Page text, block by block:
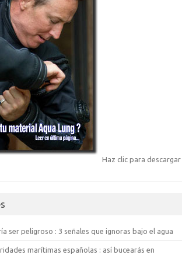
Haz clic para descargar
ser peligroso : 3 señales que ignoras bajo el agua
marítimas españolas : así bucearás en